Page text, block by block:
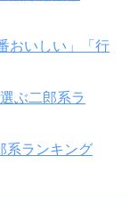
おいしい」「行
系ランキング